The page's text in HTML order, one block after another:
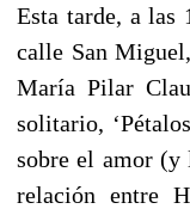
Esta tarde, a las
calle San
María Pilar
solitario,
sobre el amor (y
relación entre